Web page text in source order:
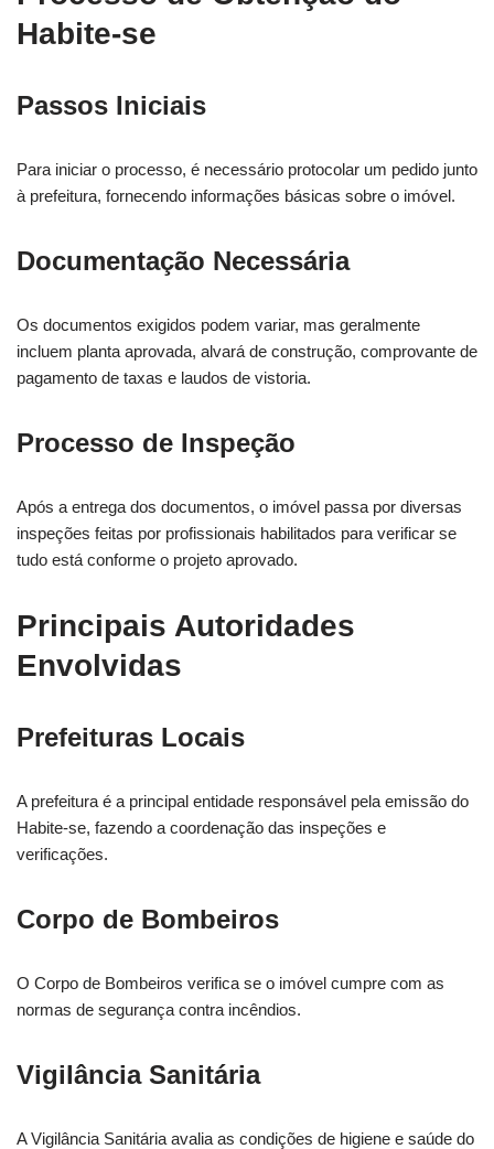
Habite-se
Passos Iniciais
Para iniciar o processo, é necessário protocolar um pedido junto
à prefeitura, fornecendo informações básicas sobre o imóvel.
Documentação Necessária
Os documentos exigidos podem variar, mas geralmente
incluem planta aprovada, alvará de construção, comprovante de
pagamento de taxas e laudos de vistoria.
Processo de Inspeção
Após a entrega dos documentos, o imóvel passa por diversas
inspeções feitas por profissionais habilitados para verificar se
tudo está conforme o projeto aprovado.
Principais Autoridades
Envolvidas
Prefeituras Locais
A prefeitura é a principal entidade responsável pela emissão do
Habite-se, fazendo a coordenação das inspeções e
verificações.
Corpo de Bombeiros
O Corpo de Bombeiros verifica se o imóvel cumpre com as
normas de segurança contra incêndios.
Vigilância Sanitária
A Vigilância Sanitária avalia as condições de higiene e saúde do